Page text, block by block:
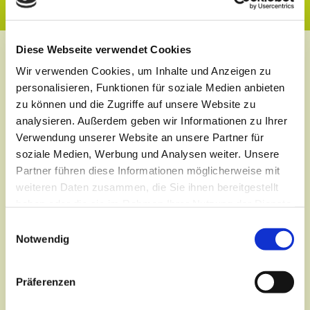
Diese Webseite verwendet Cookies
Wir verwenden Cookies, um Inhalte und Anzeigen zu
personalisieren, Funktionen für soziale Medien anbieten
zu können und die Zugriffe auf unsere Website zu
analysieren. Außerdem geben wir Informationen zu Ihrer
Verwendung unserer Website an unsere Partner für
soziale Medien, Werbung und Analysen weiter. Unsere
Partner führen diese Informationen möglicherweise mit
weiteren Daten zusammen, die Sie ihnen bereitgestellt
Notwendig
Präferenzen
WANDERN
ins Naturerlebnis
Höhenzüge, stille Wälder und weite Blicke – das
Nördliche Harzvorland zu Fuß entdecken